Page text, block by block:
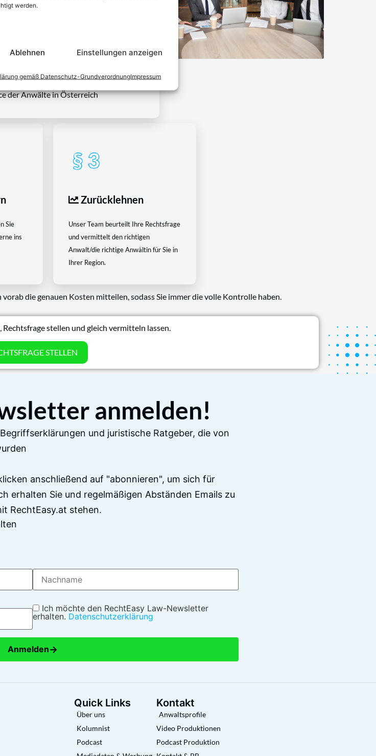
werden.
Ablehnen Einstellungen anzeigen
gemäß Datenschutz-GrundverordnungImpressum
zu beraten und Klienten vor
Rechtsberatung zu erbringen und
Herausforderungen dieses Systems
der Anwälte in Österreich
Sie
ins
Zurücklehnen
Unser Team beurteilt Ihre Rechtsfrage
und vermittelt den richtigen
Anwalt/die richtige Anwältin für Sie in
Ihrer Region.
die genauen Kosten mitteilen, sodass Sie immer die volle Kontrolle haben.
stellen und gleich vermitteln lassen.
STELLEN
anmelden!
und juristische Ratgeber, die von
anschließend auf "abonnieren", um sich für
erhalten Sie und regelmäßigen Abständen Emails zu
RechtEasy.at stehen.
Ich möchte den RechtEasy Law-Newsletter
erhalten. Datenschutzerklärung
Anmelden→
Quick Links
Über uns
Kolumnist
Podcast
Kontakt
Anwaltsprofile
Video Produktionen
Podcast Produktion